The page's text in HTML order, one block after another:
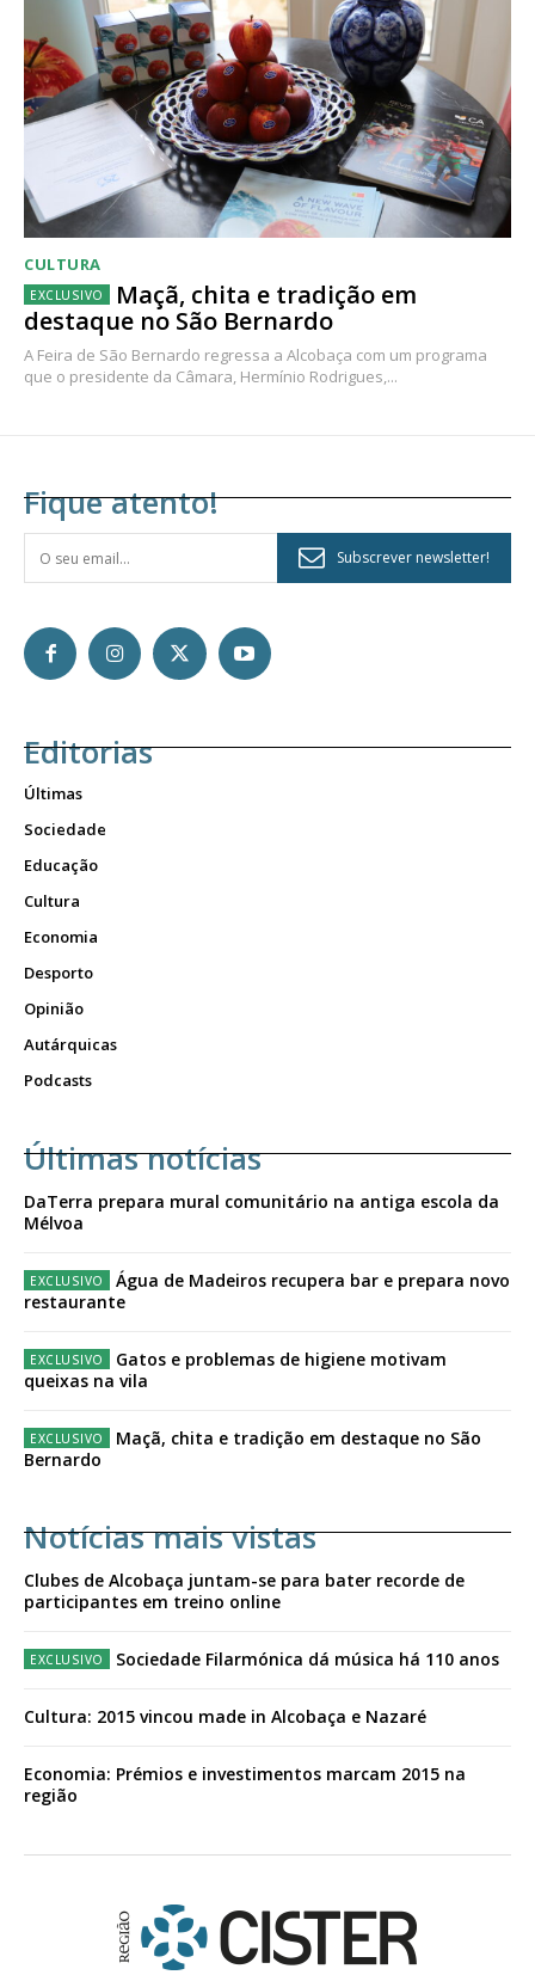
CULTURA
Maçã, chita e tradição em
destaque no São Bernardo
A Feira de São Bernardo regressa a Alcobaça com um programa
que o presidente da Câmara, Hermínio Rodrigues,...
Fique atento!
Subscrever newsletter!
Editorias
Últimas
Sociedade
Educação
Cultura
Economia
Desporto
Opinião
Autárquicas
Podcasts
Últimas notícias
DaTerra prepara mural comunitário na antiga escola da
Mélvoa
Água de Madeiros recupera bar e prepara novo
restaurante
Gatos e problemas de higiene motivam
queixas na vila
Maçã, chita e tradição em destaque no São
Bernardo
Notícias mais vistas
Clubes de Alcobaça juntam-se para bater recorde de
participantes em treino online
Sociedade Filarmónica dá música há 110 anos
Cultura: 2015 vincou made in Alcobaça e Nazaré
Economia: Prémios e investimentos marcam 2015 na
região